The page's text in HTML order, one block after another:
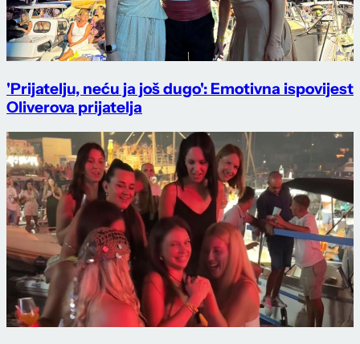
'Prijatelju, neću ja još dugo': Emotivna ispovijest
Oliverova prijatelja